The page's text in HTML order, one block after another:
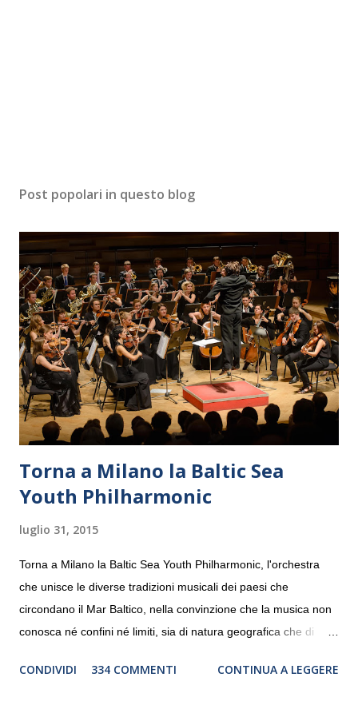
Post popolari in questo blog
Torna a Milano la Baltic Sea
Youth Philharmonic
luglio 31, 2015
Torna a Milano la Baltic Sea Youth Philharmonic, l'orchestra
che unisce le diverse tradizioni musicali dei paesi che
circondano il Mar Baltico, nella convinzione che la musica non
conosca né confini né limiti, sia di natura geografica che di
debutterà il 10 settembre a Heiden, in Germania, e toccherà, in
CONDIVIDI 334 COMMENTI CONTINUA A LEGGERE